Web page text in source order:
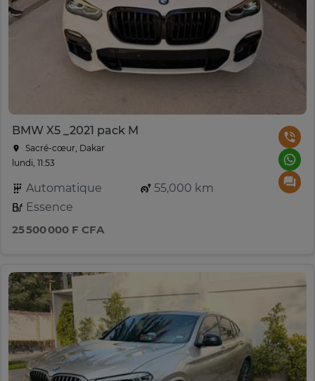
BMW X5 _2021 pack M
Sacré-cœur, Dakar
lundi, 11:53
Automatique
55,000 km
Essence
25 500 000 F CFA